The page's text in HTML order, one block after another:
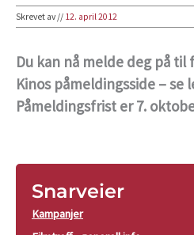
Skrevet av// 12. april 2012
Du kan nå melde deg på
Kinos påmeldingsside – se
Påmeldingsfrist er 7.
Snarveier
Kampanjer